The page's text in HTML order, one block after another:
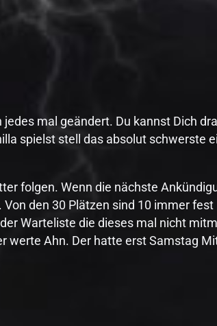
mal geändert. Du kannst Dich
spielst stell das absolut schwerste
folgen. Wenn die nächste
den 30 Plätzen sind 10 immer fest
Warteliste die dieses mal nicht
werte Ahn. Der hatte erst Samstag